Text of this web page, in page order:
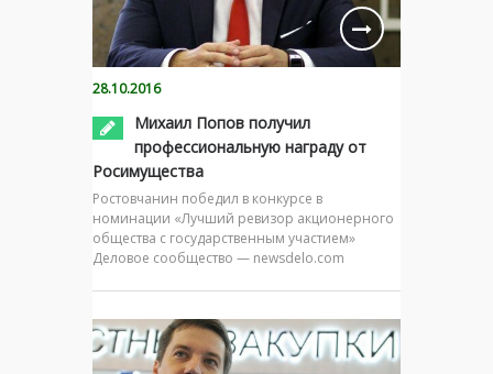
28.10.2016
Михаил Попов получил
профессиональную награду от
Росимущества
Ростовчанин победил в конкурсе в
номинации «Лучший ревизор акционерного
общества с государственным участием»
Деловое сообщество — newsdelo.com